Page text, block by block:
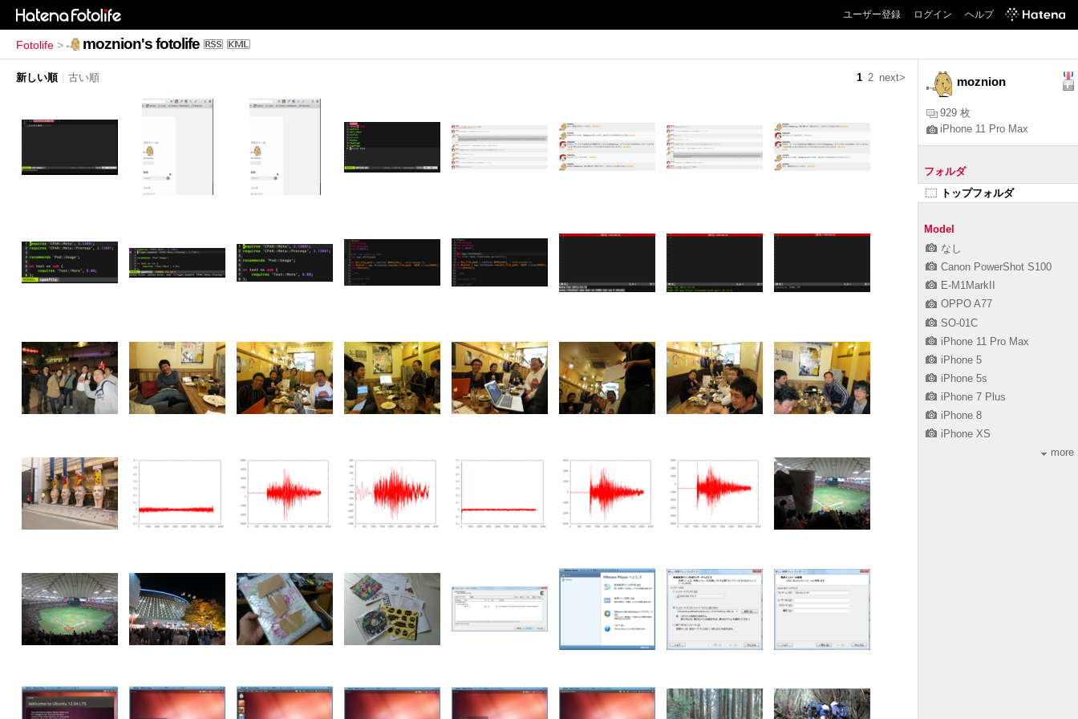
ユーザー登録 ログイン ヘルプ
Fotolife > moznion's fotolife
1 2 next>
新しい順 古い順 moznion
929 枚
iPhone 11 Pro Max
フォルダ
トップフォルダ
Model
なし
Canon PowerShot S100
E-M1MarkII
OPPO A77
SO-01C
iPhone 11 Pro Max
iPhone 5
iPhone 5s
iPhone 7 Plus
iPhone 8
iPhone XS
more